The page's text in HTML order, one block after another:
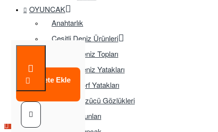
OYUNCAK
Anahtarlık
Çeşitli Deniz Ürünleri
Deniz Topları
Deniz Yatakları
Sörf Yatakları
Yüzücü Gözlükleri
Çocuk Oyunları
Sepete Ekle
Çok Satılan Ürün
Çok Satılan Ürün